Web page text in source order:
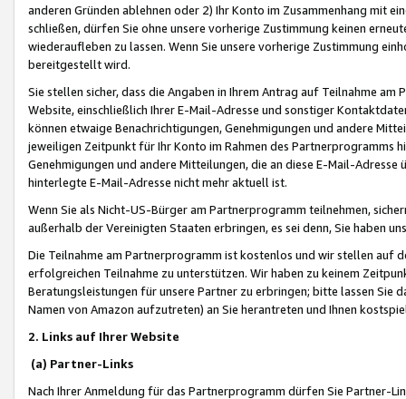
anderen Gründen ablehnen oder 2) Ihr Konto im Zusammenhang mit
schließen, dürfen Sie ohne unsere vorherige Zustimmung keinen
wiederaufleben zu lassen. Wenn Sie unsere vorherige Zustimmung
bereitgestellt wird.
Sie stellen sicher, dass die Angaben in Ihrem Antrag auf Teilnahme
Website, einschließlich Ihrer E-Mail-Adresse und sonstiger
können etwaige Benachrichtigungen, Genehmigungen und andere
jeweiligen Zeitpunkt für Ihr Konto im Rahmen des Partnerprogramms
Genehmigungen und andere Mitteilungen, die an diese E-Mail-
hinterlegte E-Mail-Adresse nicht mehr aktuell ist.
Wenn Sie als Nicht-US-Bürger am Partnerprogramm teilnehmen,
außerhalb der Vereinigten Staaten erbringen, es sei denn, Sie haben
Die Teilnahme am Partnerprogramm ist kostenlos und wir stellen auf
erfolgreichen Teilnahme zu unterstützen. Wir haben zu keinem
Beratungsleistungen für unsere Partner zu erbringen; bitte lassen Sie
Namen von Amazon aufzutreten) an Sie herantreten und Ihnen
2. Links auf Ihrer Website
(a) Partner-Links
Nach Ihrer Anmeldung für das Partnerprogramm dürfen Sie Partner-